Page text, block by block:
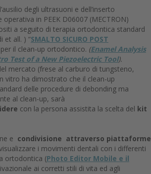
degli ultrasuoni e dell’inserto
in PEEK D06007 (MECTRON)
a seguito di terapia ortodontica standard
et all. ) “SMALTO SICURO POST
il clean-up ortodontico. (Enamel Analysis
Test of a New Piezoelectric Tool).
mercato (frese al carburo di tungsteno,
vitro ha dimostrato che il clean-up
delle procedure di debonding ma
al clean-up, sarà
con la persona assistita la scelta del kit
e condivisione attraverso piattaforme
i movimenti dentali con i differenti
ortodontica (Photo Editor Mobile e il
ai corretti stili di vita ed agli